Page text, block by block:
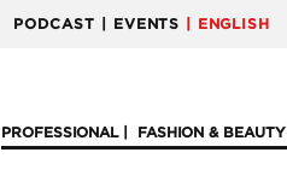
PODCAST | EVENTS | ENGLISH
PROFESSIONAL FASHION & BEAUTY